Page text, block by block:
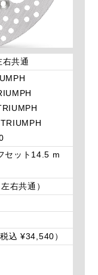
共通
セット14.5 m
右共通）
込 ¥34,540）